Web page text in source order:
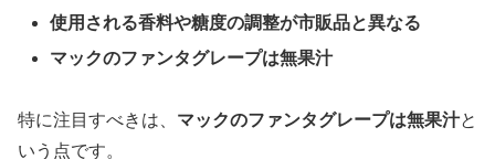
使用される香料や糖度の調整が市販品と異なる
マックのファンタグレープは無果汁
特に注目すべきは、 マックのファンタグレープは無果汁と
いう点です。